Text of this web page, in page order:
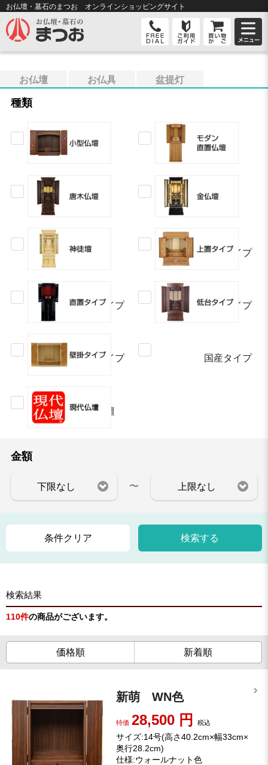
お仏壇・墓石のまつお オンラインショッピングサイト
お仏壇 お仏具 盆提灯
種類
上置タイプ
直置タイプ 低台タイプ
壁掛タイプ 国産タイプ
現代仏壇
金額
下限なし 〜 上限なし
条件クリア 検索する
検索結果
110件の商品がございます。
価格順 新着順
新萌 WN色
特価 28,500 円税込
サイズ:14号(高さ40.2cm×幅33cm×
奥行28.2cm)
仕様:ウォールナット色